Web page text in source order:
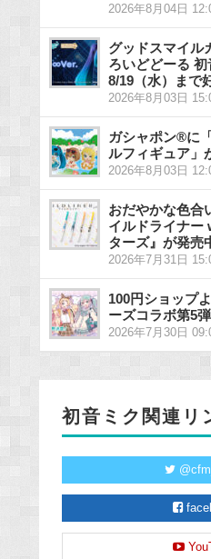
2026年8月04日
グッドスマイル
ろいどどーる
8/19（水）まで
2026年8月03日
ガシャポン®に
ルフィギュア」
2026年8月03日
おだやかな色合
イルドライナー
ターズ』が発売
2026年7月31日
100円ショップ
ーズコラボ第5
2026年7月30日
初音ミク関連リ